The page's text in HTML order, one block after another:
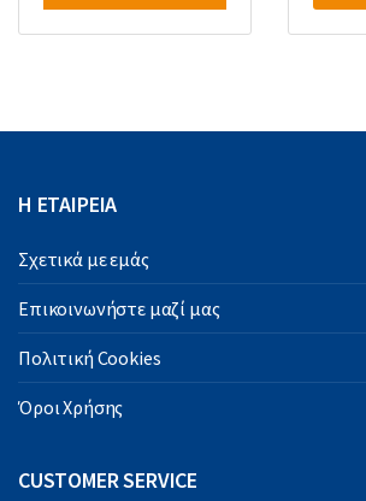
Η ΕΤΑΙΡΕΙΑ
Σχετικά με εμάς
Επικοινωνήστε μαζί μας
Πολιτική Cookies
Όροι Χρήσης
CUSTOMER SERVICE